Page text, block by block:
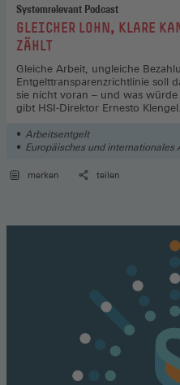
Systemrelevant Podcast
:GLEICHER LOHN, KLARE
ZÄHLT
Gleiche Arbeit, ungleiche
Entgelttransparenzrichtlinie soll
sie nicht voran – und was
gibt HSI-Direktor Ernesto Klengel.
Arbeitsentgelt
Europäisches und internationales
merken teilen